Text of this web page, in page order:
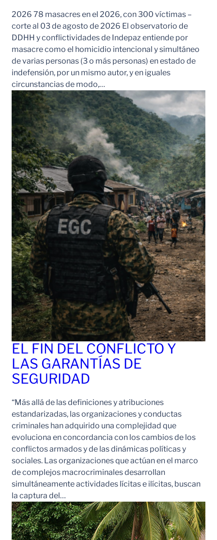
2026 78 masacres en el 2026, con 300 víctimas –
corte al 03 de agosto de 2026 El observatorio de
DDHH y conflictividades de Indepaz entiende por
masacre como el homicidio intencional y simultáneo
de varias personas (3 o más personas) en estado de
indefensión, por un mismo autor, y en iguales
circunstancias de modo,…
EL FIN DEL CONFLICTO Y
LAS GARANTÍAS DE
SEGURIDAD
“Más allá de las definiciones y atribuciones
estandarizadas, las organizaciones y conductas
criminales han adquirido una complejidad que
evoluciona en concordancia con los cambios de los
conflictos armados y de las dinámicas políticas y
sociales. Las organizaciones que actúan en el marco
de complejos macrocriminales desarrollan
simultáneamente actividades lícitas e ilícitas, buscan
la captura del…